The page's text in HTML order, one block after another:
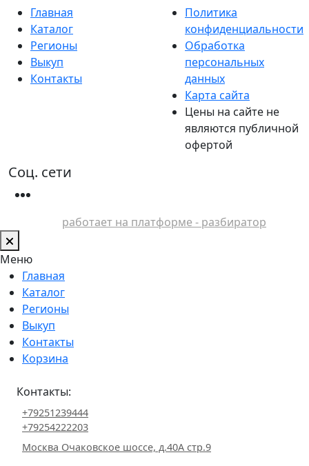
Главная
Каталог
Регионы
Выкуп
Контакты
Политика
конфиденциальности
Обработка
персональных
данных
Карта сайта
Цены на сайте не
являются публичной
офертой
Соц. сети
работает на платформе - разбиратор
Меню
Главная
Каталог
Регионы
Выкуп
Контакты
Корзина
Контакты:
+79251239444
+79254222203
Москва Очаковское шоссе, д.40А стр.9